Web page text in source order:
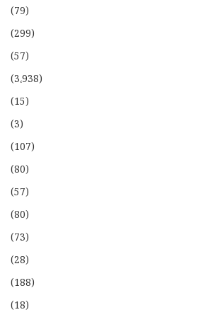
(79)
(299)
(57)
(3،938)
(15)
(3)
(107)
(80)
(57)
(80)
(73)
(28)
(188)
(18)